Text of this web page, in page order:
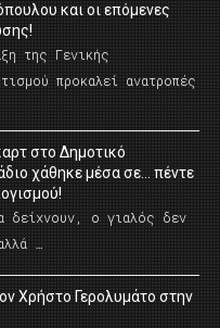
και οι επόμενες
της Γενικής
προκαλεί ανατροπές
στο Δημοτικό
χάθηκε μέσα σε… πέντε
δείχνουν, ο γιαλός δεν
…
Χρήστο Γερολυμάτο στην